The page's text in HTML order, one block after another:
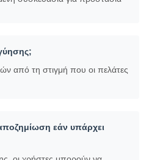
από τη στιγμή που οι πελάτες
εάν υπάρχει